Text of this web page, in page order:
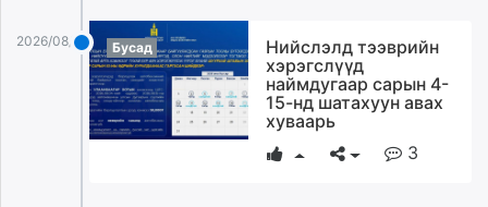
2026/08/03 Бусад
Нийслэлд тээврийн
хэрэгслүүд
наймдугаар сарын 4-
15-нд шатахуун авах
хуваарь
3